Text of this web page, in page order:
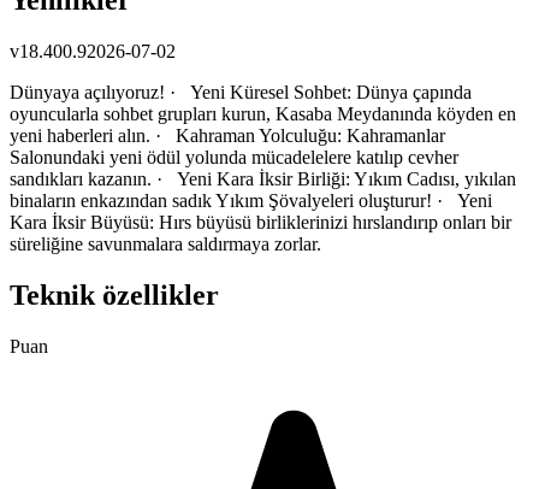
v18.400.92026-07-02
Dünyaya açılıyoruz! · Yeni Küresel Sohbet: Dünya çapında
oyuncularla sohbet grupları kurun, Kasaba Meydanında köyden en
yeni haberleri alın. · Kahraman Yolculuğu: Kahramanlar
Salonundaki yeni ödül yolunda mücadelelere katılıp cevher
sandıkları kazanın. · Yeni Kara İksir Birliği: Yıkım Cadısı, yıkılan
binaların enkazından sadık Yıkım Şövalyeleri oluşturur! · Yeni
Kara İksir Büyüsü: Hırs büyüsü birliklerinizi hırslandırıp onları bir
süreliğine savunmalara saldırmaya zorlar.
Teknik özellikler
Puan